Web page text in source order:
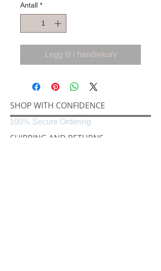
Antall *
Legg til i handlekurv
SHOP WITH CONFIDENCE
SHIPPING AND RETURNS
100% Secure Ordering